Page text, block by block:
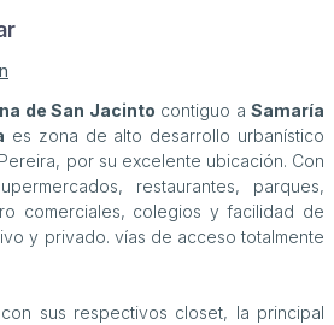
de San Jacinto contiguo aSamaría
es zona de alto desarrollo urbanístico
por su excelente ubicación. Con
restaurantes, parques,
comerciales, colegios y facilidad de
y privado. vías de acceso totalmente
sus respectivos closet, la principal